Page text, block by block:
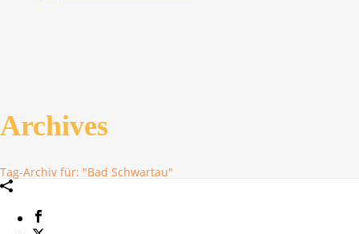
Archives
Tag-Archiv für: "Bad Schwartau"